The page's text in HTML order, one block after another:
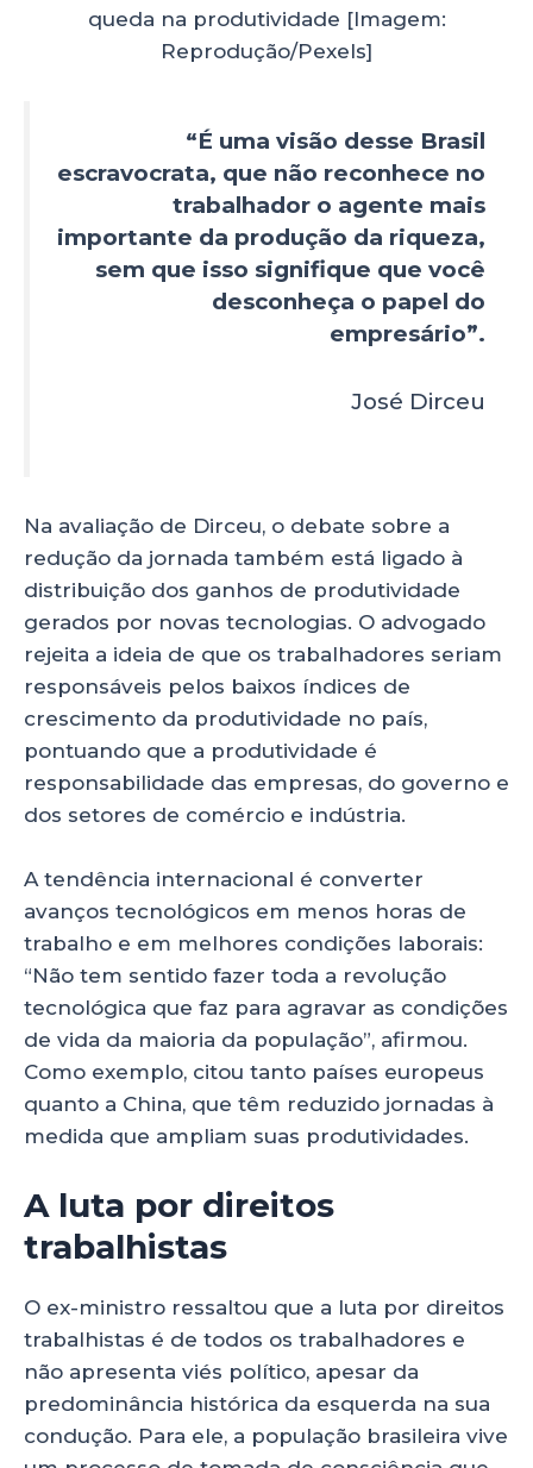
queda na produtividade [Imagem:
Reprodução/Pexels]
“É uma visão desse Brasil
escravocrata, que não reconhece no
trabalhador o agente mais
importante da produção da riqueza,
sem que isso signifique que você
desconheça o papel do
empresário”.
José Dirceu
Na avaliação de Dirceu, o debate sobre a
redução da jornada também está ligado à
distribuição dos ganhos de produtividade
gerados por novas tecnologias. O advogado
rejeita a ideia de que os trabalhadores seriam
responsáveis pelos baixos índices de
crescimento da produtividade no país,
pontuando que a produtividade é
responsabilidade das empresas, do governo e
dos setores de comércio e indústria.
A tendência internacional é converter
avanços tecnológicos em menos horas de
trabalho e em melhores condições laborais:
“Não tem sentido fazer toda a revolução
tecnológica que faz para agravar as condições
de vida da maioria da população”, afirmou.
Como exemplo, citou tanto países europeus
quanto a China, que têm reduzido jornadas à
medida que ampliam suas produtividades.
A luta por direitos
trabalhistas
O ex-ministro ressaltou que a luta por direitos
trabalhistas é de todos os trabalhadores e
não apresenta viés político, apesar da
predominância histórica da esquerda na sua
condução. Para ele, a população brasileira vive